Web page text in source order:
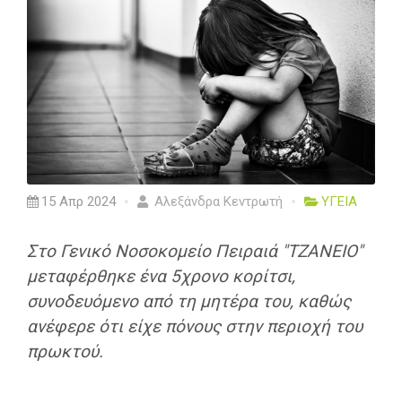
15 Απρ 2024 Αλεξάνδρα Κεντρωτή ΥΓΕΙΑ
Στο Γενικό Νοσοκομείο Πειραιά "ΤΖΑΝΕΙΟ"
μεταφέρθηκε ένα 5χρονο κορίτσι,
συνοδευόμενο από τη μητέρα του, καθώς
ανέφερε ότι είχε πόνους στην περιοχή του
πρωκτού.